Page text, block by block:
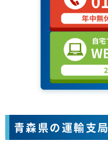
青森県の運輸支局